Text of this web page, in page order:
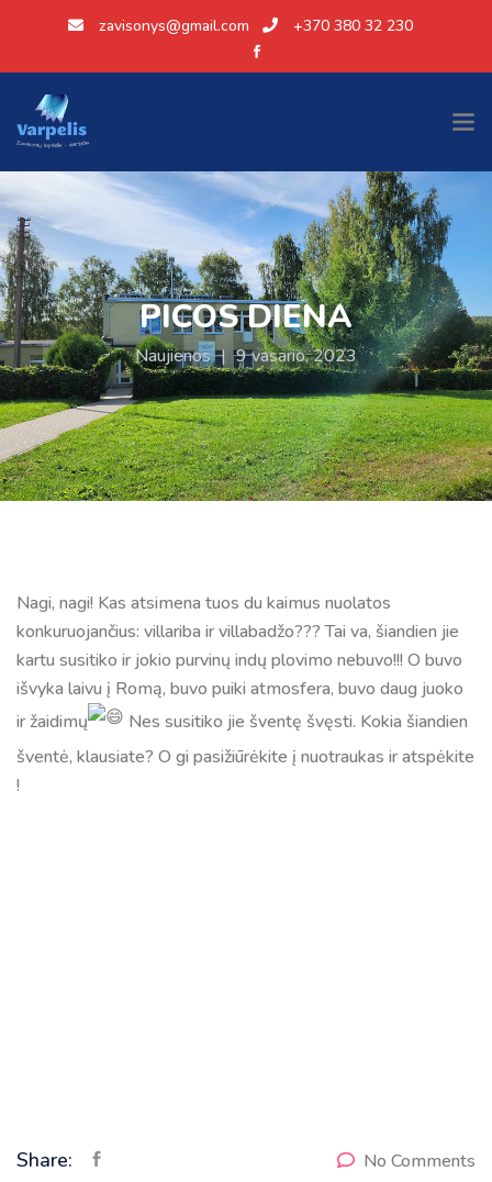
zavisonys@gmail.com +370 380 32 230
PICOS DIENA
Naujienos | 9 vasario, 2023
Nagi, nagi! Kas atsimena tuos du kaimus nuolatos
konkuruojančius: villariba ir villabadžo??? Tai va, šiandien jie
kartu susitiko ir jokio purvinų indų plovimo nebuvo!!! O buvo
išvyka laivu į Romą, buvo puiki atmosfera, buvo daug juoko
ir žaidimų
Nes susitiko jie šventę švęsti. Kokia šiandien
šventė, klausiate? O gi pasižiūrėkite į nuotraukas ir atspėkite
!
Share: No Comments